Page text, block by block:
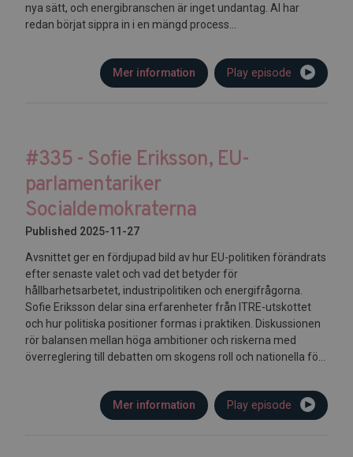
nya sätt, och energibranschen är inget undantag. AI har
redan börjat sippra in i en mängd process...
Play episode
Mer information
#335 - Sofie Eriksson, EU-
parlamentariker
Socialdemokraterna
Published 2025-11-27
Avsnittet ger en fördjupad bild av hur EU-politiken förändrats
efter senaste valet och vad det betyder för
hållbarhetsarbetet, industripolitiken och energifrågorna.
Sofie Eriksson delar sina erfarenheter från ITRE-utskottet
och hur politiska positioner formas i praktiken. Diskussionen
rör balansen mellan höga ambitioner och riskerna med
överreglering till debatten om skogens roll och nationella fö...
Play episode
Mer information